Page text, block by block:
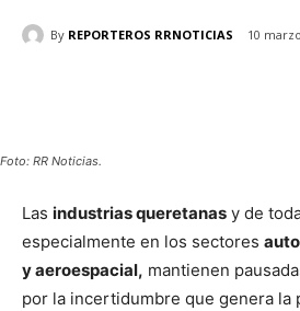
By REPORTEROS RRNOTICIAS 10
Foto: RR Noticias.
Las industrias queretanas y de
especialmente en los sectores
y aeroespacial, mantienen
por la incertidumbre que genera la